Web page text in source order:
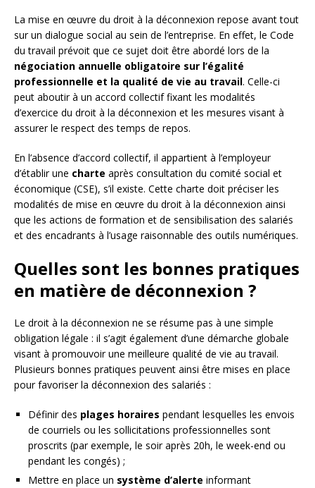
La mise en œuvre du droit à la déconnexion repose avant tout
sur un dialogue social au sein de l’entreprise. En effet, le Code
du travail prévoit que ce sujet doit être abordé lors de la
négociation annuelle obligatoire sur l’égalité
professionnelle et la qualité de vie au travail. Celle-ci
peut aboutir à un accord collectif fixant les modalités
d’exercice du droit à la déconnexion et les mesures visant à
assurer le respect des temps de repos.
En l’absence d’accord collectif, il appartient à l’employeur
d’établir une charte après consultation du comité social et
économique (CSE), s’il existe. Cette charte doit préciser les
modalités de mise en œuvre du droit à la déconnexion ainsi
que les actions de formation et de sensibilisation des salariés
et des encadrants à l’usage raisonnable des outils numériques.
Quelles sont les bonnes pratiques
en matière de déconnexion ?
Le droit à la déconnexion ne se résume pas à une simple
obligation légale : il s’agit également d’une démarche globale
visant à promouvoir une meilleure qualité de vie au travail.
Plusieurs bonnes pratiques peuvent ainsi être mises en place
pour favoriser la déconnexion des salariés :
Définir des plages horaires pendant lesquelles les envois
de courriels ou les sollicitations professionnelles sont
proscrits (par exemple, le soir après 20h, le week-end ou
pendant les congés) ;
Mettre en place un système d’alerte informant